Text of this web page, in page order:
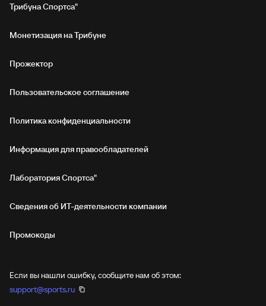
Трибуна Спортса"
Монетизация на Трибуне
Прожектор
Пользовательское соглашение
Политика конфиденциальности
Информация для правообладателей
Лаборатория Спортса"
Сведения об ИТ‑деятельности компании
Промокоды
Если вы нашли ошибку, сообщите нам об этом:
support@sports.ru